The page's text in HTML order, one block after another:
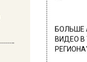
БОЛЬШЕ
ВИДЕО В